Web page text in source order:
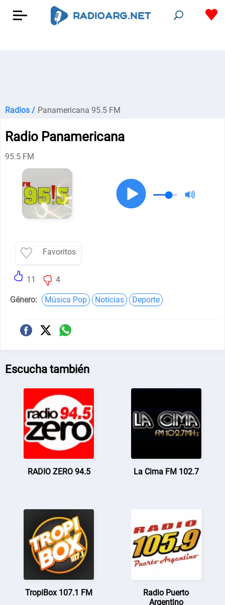
Radios / Panamericana 95.5 FM
Radio Panamericana
95.5 FM
Favoritos
11 4
Género: Música Pop Noticias Deporte
Escucha también
RADIO ZERO 94.5 La Cima FM 102.7
TropiBox 107.1 FM
Radio Puerto
Argentino